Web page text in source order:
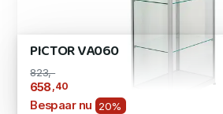
PICTOR VA060
823,-
658,40
Bespaar nu 20%